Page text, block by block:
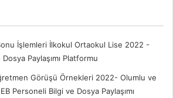
İşlemleri İlkokul Ortaokul Lise 2022 -
Paylaşımı Platformu
Görüşü Örnekleri 2022- Olumlu ve
Personeli Bilgi ve Dosya Paylaşımı